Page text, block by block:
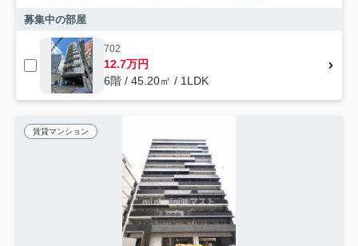
募集中の部屋
702
12.7万円
6階 / 45.20㎡ / 1LDK
賃貸マンション